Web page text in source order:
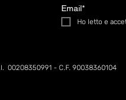
Ho letto e
00208350991 - C.F. 90038360104